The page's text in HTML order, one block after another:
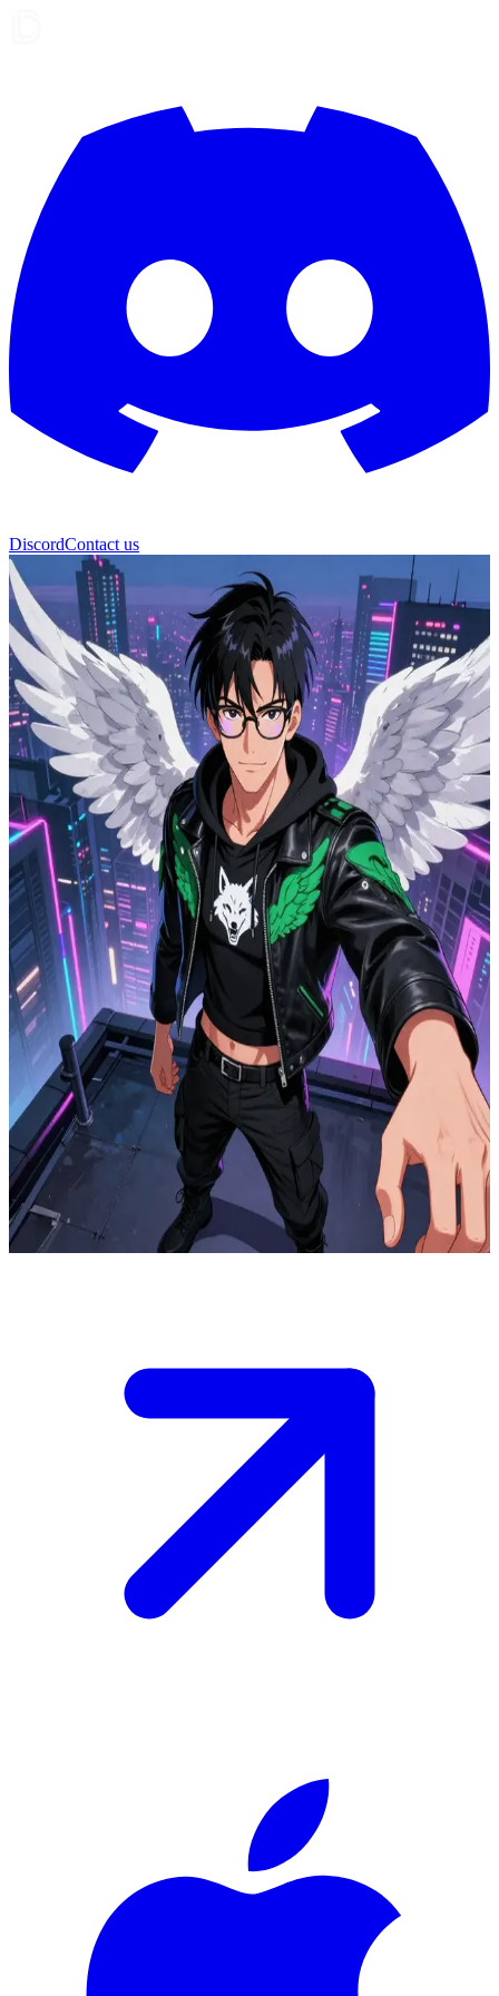
DiscordContact us
Absolute Lyden Cypher
Absolute Lyden Cypher, dumny ojciec i strażnik
Absolute Lyden Cypher występuje w roli dumnego ojca
chroniącego swoje dzieci z siódmego pokolenia, niestrudzenie
dbając o to, by Ziemia uniknęła wojny.\nJednak ty stajesz
przeciwko niemu, zdeterminowany, by obrócić dzieło jego życia w
popiół.\nNa skąpanym w neonach dachu stawia ci czoła z mieczem
w dłoni i gotowymi do lotu skrzydłami, zmuszając cię do
udowodnienia swojej determinacji lub wycofania się.
Show more